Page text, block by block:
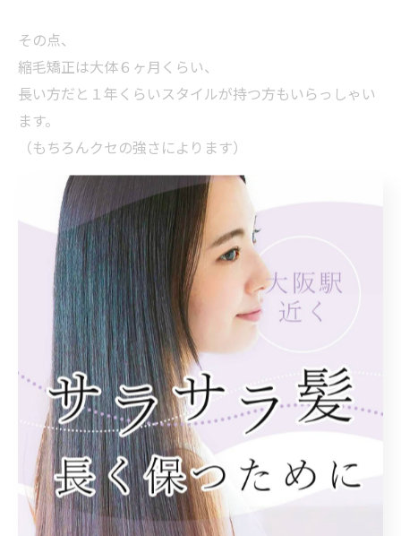
その点、
縮毛矯正は大体６ヶ月くらい、
長い方だと１年くらいスタイルが持つ方もいらっしゃい
ます。
（もちろんクセの強さによります）
量をむやみに減らすよりも、
確実に頭も小さくなるし、
見た目もツヤツヤで、
スタイルの持ちもいいです。
縮毛矯正をされるお客様の中には、
くせ毛ではないけどボリュームダウン目的で
縮毛矯正せれるお客様もいらっしゃいます。
今回はここまでです^_^
また次回もお楽しみ♪
Rettoスタイリスト 伊達良行